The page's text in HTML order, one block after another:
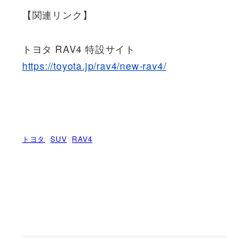
【関連リンク】
トヨタ RAV4 特設サイト
https://toyota.jp/rav4/new-rav4/
トヨタ SUV RAV4